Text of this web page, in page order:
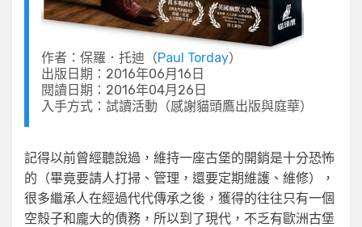
作者：保羅．托迪（Paul Torday）
出版日期：2016年06月16日
閱讀日期：2016年04月26日
入手方式：試讀活動（感謝貓頭鷹出版與庭華）
記得以前曾經聽說過，維持一座古堡的開銷是十分恐怖
的（畢竟要請人打掃、管理，還要定期維護、維修），
很多繼承人在經過代代傳承之後，獲得的往往只有一個
空殼子和龐大的債務，所以到了現代，不乏有歐洲古堡